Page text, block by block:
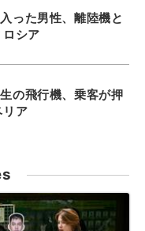
った男性、離陸機と
シア
の飛行機、乗客が押
リア